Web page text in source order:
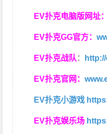
EV扑克电脑版网址
EV扑克GG官方：
EV扑克战队 ：
EV扑克官网：
EV扑克小游戏
EV扑克娱乐场